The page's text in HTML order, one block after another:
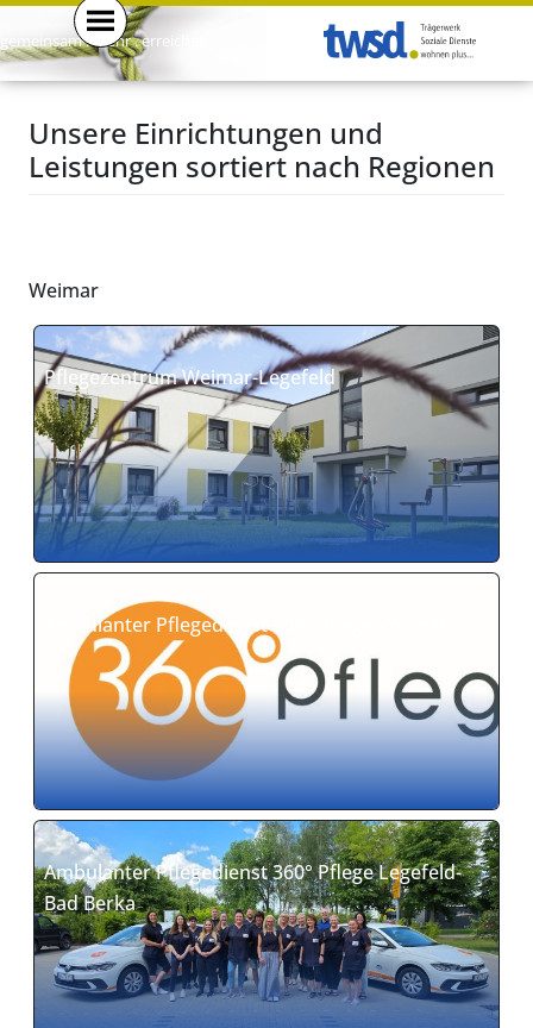
gemeinsam . mehr . erreichen .
Unsere Einrichtungen und
Leistungen sortiert nach Regionen
Weimar
Pflegezentrum Weimar-Legefeld
Ambulanter Pflegedienst 360° Pflege Weimar
Ambulanter Pflegedienst 360° Pflege Legefeld-
Bad Berka